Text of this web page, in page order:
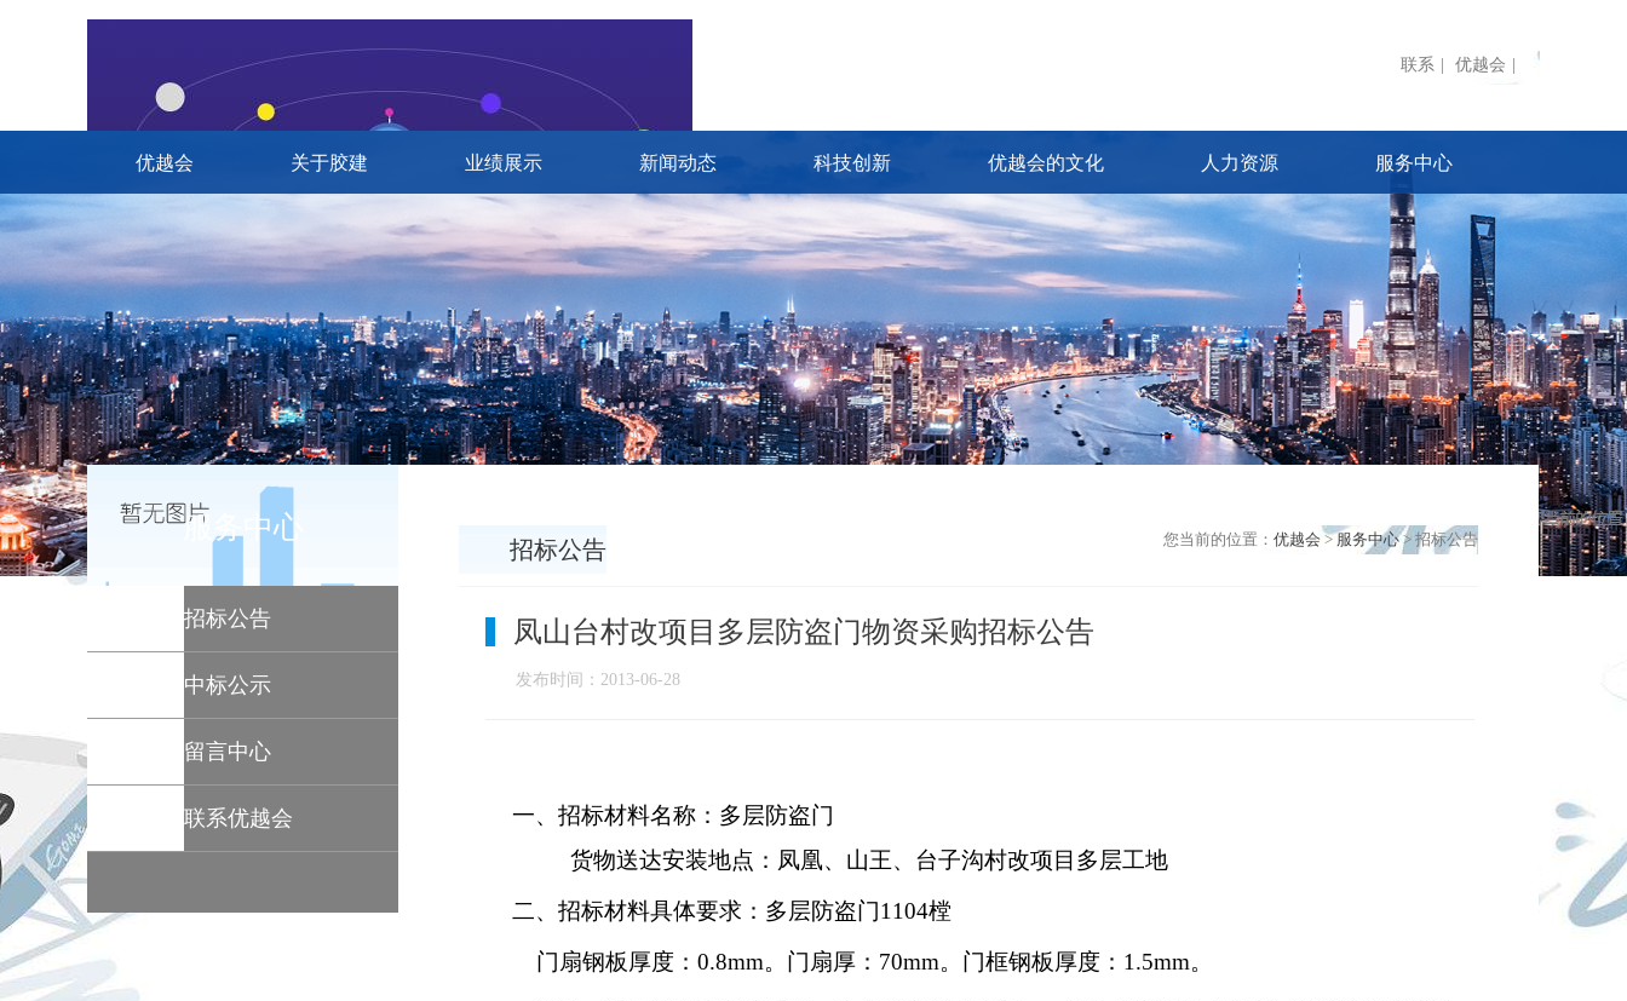
联系 优越会
优越会 关于胶建 业绩展示 新闻动态 科技创新 优越会的文化 人力资源 服务中心
服务中心
招标公告
中标公示
留言中心
联系优越会
招标公告 您当前的位置： 优越会 >服务中心> 招标公告
凤山台村改项目多层防盗门物资采购招标公告
发布时间：2013-06-28
一、 招标材料名称：多层防盗门
货物送达安装地点：凤凰、山王、台子沟村改项目多层工地
二、 招标材料具体要求：多层防盗门1104樘
门扇钢板厚度： 0.8mm。门扇厚： 70mm。门框钢板厚度： 1.5mm。